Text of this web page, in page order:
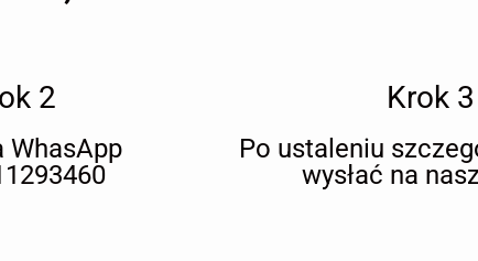
2
WhasApp
Krok 3
Po ustaleniu
wysłać na